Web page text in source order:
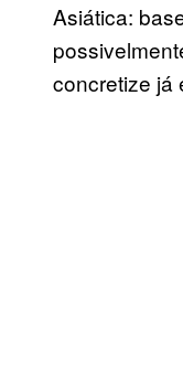
Asiática:
concretize já